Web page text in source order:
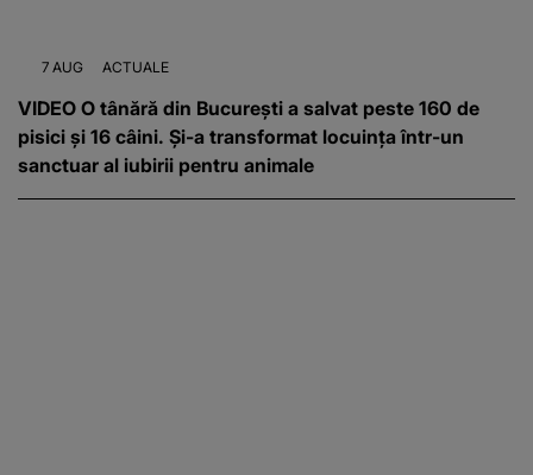
7 AUG ACTUALE
VIDEO O tânără din București a salvat peste 160 de
pisici și 16 câini. Și-a transformat locuința într-un
sanctuar al iubirii pentru animale